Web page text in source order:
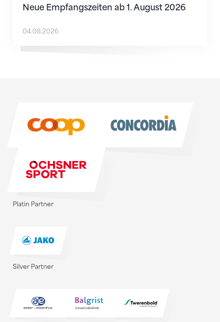
Neue Empfangszeiten ab 1. August 2026
04.08.2026
Platin Partner
Silver Partner